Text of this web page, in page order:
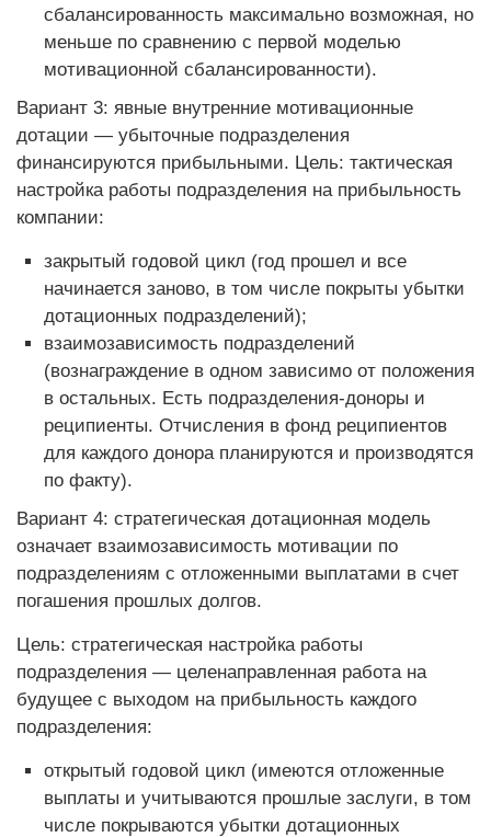
сбалансированность максимально возможная, но
меньше по сравнению с первой моделью
мотивационной сбалансированности).
Вариант 3: явные внутренние мотивационные
дотации — убыточные подразделения
финансируются прибыльными. Цель: тактическая
настройка работы подразделения на прибыльность
компании:
закрытый годовой цикл (год прошел и все
начинается заново, в том числе покрыты убытки
дотационных подразделений);
взаимозависимость подразделений
(вознаграждение в одном зависимо от положения
в остальных. Есть подразделения-доноры и
реципиенты. Отчисления в фонд реципиентов
для каждого донора планируются и производятся
по факту).
Вариант 4: стратегическая дотационная модель
означает взаимозависимость мотивации по
подразделениям с отложенными выплатами в счет
погашения прошлых долгов.
Цель: стратегическая настройка работы
подразделения — целенаправленная работа на
будущее с выходом на прибыльность каждого
подразделения:
открытый годовой цикл (имеются отложенные
выплаты и учитываются прошлые заслуги, в том
числе покрываются убытки дотационных